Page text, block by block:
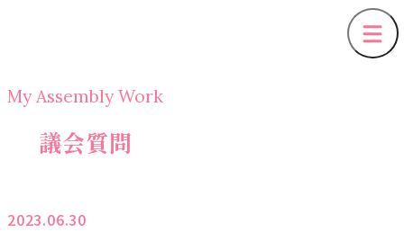
My Assembly Work
議会質問
2023.06.30